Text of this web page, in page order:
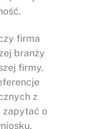
firma
branży
firmy.
z
zapytać o